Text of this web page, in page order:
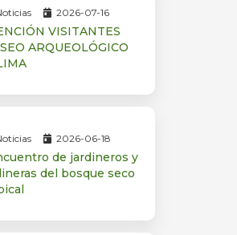
2026-07-16
VISITANTES
ARQUEOLÓGICO
2026-06-18
de jardineros y
del bosque seco